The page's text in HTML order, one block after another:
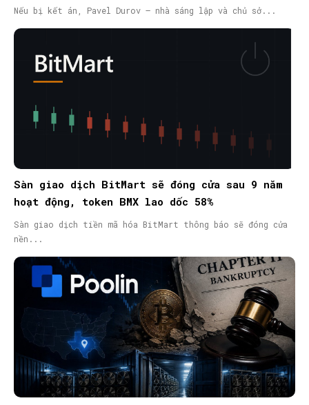
nã quốc tế
Nếu bị kết án, Pavel Durov – nhà sáng lập và chủ sở...
Sàn giao dịch BitMart sẽ đóng cửa sau 9 năm
hoạt động, token BMX lao dốc 58%
Sàn giao dịch tiền mã hóa BitMart thông báo sẽ đóng cửa
nền...